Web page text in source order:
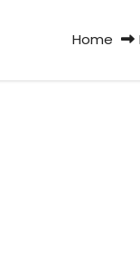
Home